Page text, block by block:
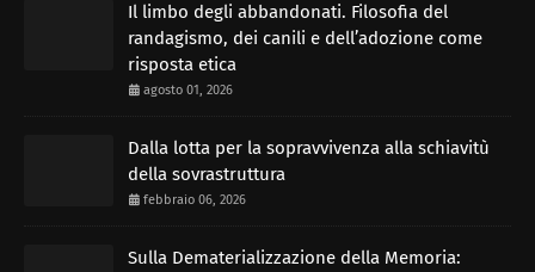
Il limbo degli abbandonati. Filosofia del
randagismo, dei canili e dell’adozione come
risposta etica
agosto 01, 2026
Dalla lotta per la sopravvivenza alla schiavitù
della sovrastruttura
febbraio 06, 2026
Sulla Dematerializzazione della Memoria: